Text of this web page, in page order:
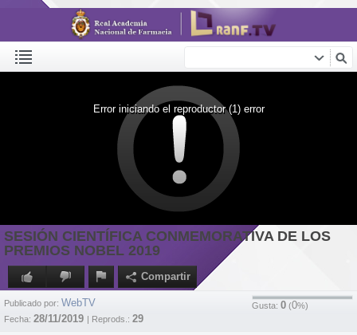
Error iniciando el reproductor (1) error
SESIÓN CIENTÍFICA CONMEMORATIVA DE LOS
PREMIOS NOBEL 2019
Compartir
Gusta: 0 (0%)
Publicado por: WebTV
Fecha: 28/11/2019 | Reprods.: 29